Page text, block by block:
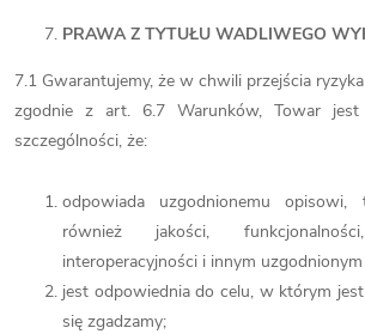
PRAWA Z TYTUŁU WADLIWEGO
7.1 Gwarantujemy, że w chwili przejścia
zgodnie z art. 6.7 Warunków, Towar
szczególności, że:
odpowiada uzgodnionemu
również jakości,
interoperacyjności i innym
jest odpowiednia do celu, w którym
się zgadzamy;